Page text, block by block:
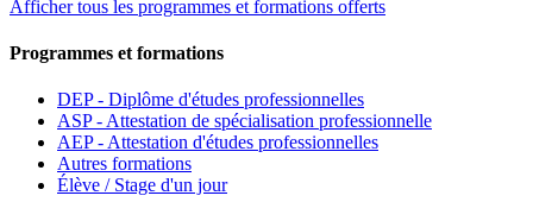
Afficher tous les programmes et formations offerts
Programmes et formations
DEP - Diplôme d'études professionnelles
ASP - Attestation de spécialisation professionnelle
AEP - Attestation d'études professionnelles
Autres formations
Élève / Stage d'un jour